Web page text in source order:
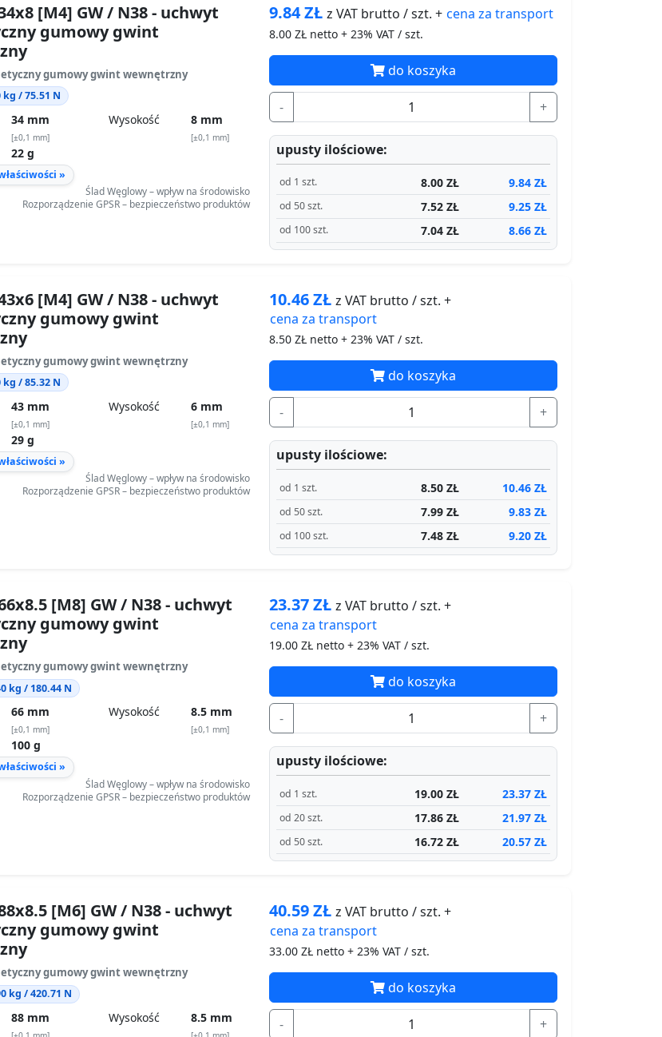
[M4] GW / N38 - uchwyt
gumowy gwint
gumowy gwint wewnętrzny
kg / 75.51 N
34 mm
[±0,1 mm]
Wysokość 8 mm
[±0,1 mm]
22 g
»
Ślad Węglowy – wpływ na środowisko
Rozporządzenie GPSR – bezpieczeństwo produktów
9.84ZŁz VAT brutto / szt. + cena za transport
8.00 ZŁ netto + 23% VAT / szt.
- +
do koszyka
upusty ilościowe:
od 1 szt. 8.00 ZŁ 9.84 ZŁ
od 50 szt. 7.52 ZŁ 9.25 ZŁ
od 100 szt. 7.04 ZŁ 8.66 ZŁ
[M4] GW / N38 - uchwyt
gumowy gwint
gumowy gwint wewnętrzny
kg / 85.32 N
43 mm
[±0,1 mm]
Wysokość 6 mm
[±0,1 mm]
29 g
»
Ślad Węglowy – wpływ na środowisko
Rozporządzenie GPSR – bezpieczeństwo produktów
10.46ZŁz VAT brutto / szt. +
cena za transport
8.50 ZŁ netto + 23% VAT / szt.
- +
do koszyka
upusty ilościowe:
od 1 szt. 8.50 ZŁ 10.46 ZŁ
od 50 szt. 7.99 ZŁ 9.83 ZŁ
od 100 szt. 7.48 ZŁ 9.20 ZŁ
[M8] GW / N38 - uchwyt
gumowy gwint
gumowy gwint wewnętrzny
kg / 180.44 N
66 mm
[±0,1 mm]
Wysokość 8.5 mm
[±0,1 mm]
100 g
»
Ślad Węglowy – wpływ na środowisko
Rozporządzenie GPSR – bezpieczeństwo produktów
23.37ZŁz VAT brutto / szt. +
cena za transport
19.00 ZŁ netto + 23% VAT / szt.
- +
do koszyka
upusty ilościowe:
od 1 szt. 19.00 ZŁ 23.37 ZŁ
od 20 szt. 17.86 ZŁ 21.97 ZŁ
od 50 szt. 16.72 ZŁ 20.57 ZŁ
[M6] GW / N38 - uchwyt
gumowy gwint
gumowy gwint wewnętrzny
kg / 420.71 N
88 mm Wysokość 8.5 mm
40.59ZŁz VAT brutto / szt. +
cena za transport
33.00 ZŁ netto + 23% VAT / szt.
- +
do koszyka